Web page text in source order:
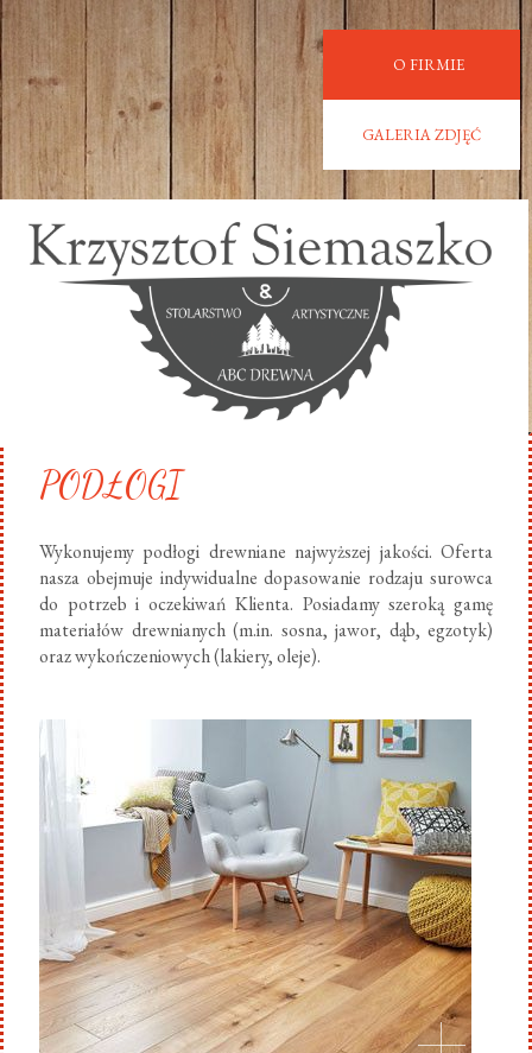
O FIRMIE
GALERIA ZDJĘĆ
PODŁOGI
Wykonujemy podłogi drewniane najwyższej jakości. Oferta
nasza obejmuje indywidualne dopasowanie rodzaju surowca
do potrzeb i oczekiwań Klienta. Posiadamy szeroką gamę
materiałów drewnianych (m.in. sosna, jawor, dąb, egzotyk)
oraz wykończeniowych (lakiery, oleje).